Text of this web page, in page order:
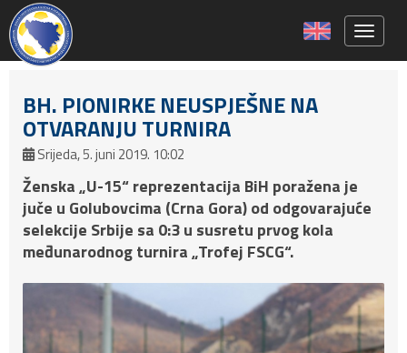
BH. PIONIRKE NEUSPJEŠNE NA
OTVARANJU TURNIRA
Srijeda, 5. juni 2019. 10:02
Ženska „U-15“ reprezentacija BiH poražena je
juče u Golubovcima (Crna Gora) od odgovarajuće
selekcije Srbije sa 0:3 u susretu prvog kola
međunarodnog turnira „Trofej FSCG“.